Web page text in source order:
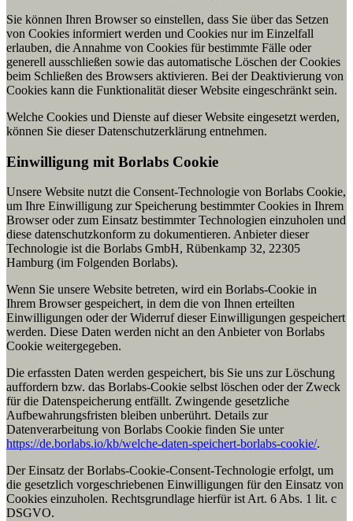
Sie können Ihren Browser so einstellen, dass Sie über das Setzen
von Cookies informiert werden und Cookies nur im Einzelfall
erlauben, die Annahme von Cookies für bestimmte Fälle oder
generell ausschließen sowie das automatische Löschen der Cookies
beim Schließen des Browsers aktivieren. Bei der Deaktivierung von
Cookies kann die Funktionalität dieser Website eingeschränkt sein.
Welche Cookies und Dienste auf dieser Website eingesetzt werden,
können Sie dieser Datenschutzerklärung entnehmen.
Einwilligung mit Borlabs Cookie
Unsere Website nutzt die Consent-Technologie von Borlabs Cookie,
um Ihre Einwilligung zur Speicherung bestimmter Cookies in Ihrem
Browser oder zum Einsatz bestimmter Technologien einzuholen und
diese datenschutzkonform zu dokumentieren. Anbieter dieser
Technologie ist die Borlabs GmbH, Rübenkamp 32, 22305
Hamburg (im Folgenden Borlabs).
Wenn Sie unsere Website betreten, wird ein Borlabs-Cookie in
Ihrem Browser gespeichert, in dem die von Ihnen erteilten
Einwilligungen oder der Widerruf dieser Einwilligungen gespeichert
werden. Diese Daten werden nicht an den Anbieter von Borlabs
Cookie weitergegeben.
Die erfassten Daten werden gespeichert, bis Sie uns zur Löschung
auffordern bzw. das Borlabs-Cookie selbst löschen oder der Zweck
für die Datenspeicherung entfällt. Zwingende gesetzliche
Aufbewahrungsfristen bleiben unberührt. Details zur
Datenverarbeitung von Borlabs Cookie finden Sie unter
https://de.borlabs.io/kb/welche-daten-speichert-borlabs-cookie/.
Der Einsatz der Borlabs-Cookie-Consent-Technologie erfolgt, um
die gesetzlich vorgeschriebenen Einwilligungen für den Einsatz von
Cookies einzuholen. Rechtsgrundlage hierfür ist Art. 6 Abs. 1 lit. c
DSGVO.